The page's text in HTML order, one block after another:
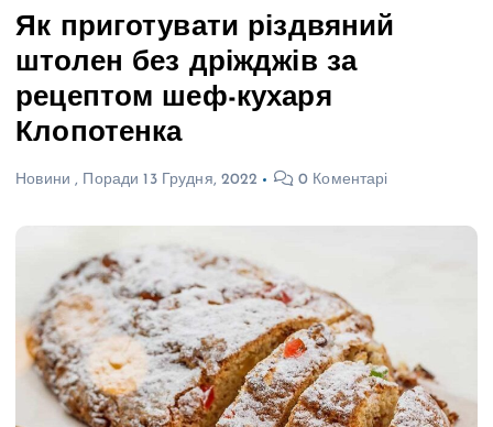
Як приготувати різдвяний
штолен без дріжджів за
рецептом шеф-кухаря
Клопотенка
Новини , Поради 13 Грудня, 2022 0 Коментарі